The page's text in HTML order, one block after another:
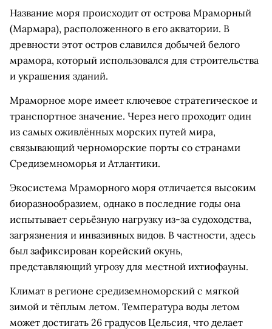
Название моря происходит от острова Мраморный
(Мармара), расположенного в его акватории. В
древности этот остров славился добычей белого
мрамора, который использовался для строительства
и украшения зданий.
Мраморное море имеет ключевое стратегическое и
транспортное значение. Через него проходит один
из самых оживлённых морских путей мира,
связывающий черноморские порты со странами
Средиземноморья и Атлантики.
Экосистема Мраморного моря отличается высоким
биоразнообразием, однако в последние годы она
испытывает серьёзную нагрузку из-за судоходства,
загрязнения и инвазивных видов. В частности, здесь
был зафиксирован корейский окунь,
представляющий угрозу для местной ихтиофауны.
Климат в регионе средиземноморский с мягкой
зимой и тёплым летом. Температура воды летом
может достигать 26 градусов Цельсия, что делает